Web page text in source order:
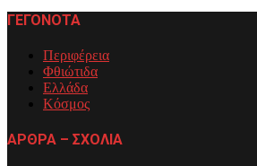
άρθρων
ΓΕΓΟΝΟΤΑ
Περιφέρεια
Φθιώτιδα
Ελλάδα
Κόσμος
ΑΡΘΡΑ – ΣΧΟΛΙΑ